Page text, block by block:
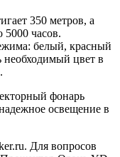
350 метров, а
5000 часов.
белый, красный
необходимый цвет в
фонарь
освещение в
Для вопросов